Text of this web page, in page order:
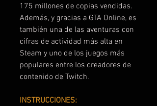
175 millones de copias vendidas.
Además, y gracias a GTA Online, es
también una de las aventuras con
cifras de actividad más alta en
Steam y uno de los juegos más
populares entre los creadores de
contenido de Twitch.
INSTRUCCIONES: